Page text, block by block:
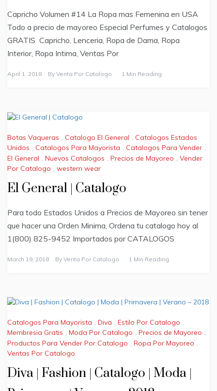
Capricho Volumen #14 La Ropa mas Femenina en USA
Todo a precio de mayoreo Especial Perfumes y Catalogos
GRATIS Capricho, Lenceria, Ropa de Dama, Ropa
Interior, Ropa Intima, Ventas Por
April 1, 2018 By Venta Por Catalogo 1 Min Reading
Botas Vaqueras , Catalogo El General , Catalogos Estados
Unidos , Catalogos Para Mayorista , Catalogos Para Vender ,
El General , Nuevos Catalogos , Precios de Mayoreo , Vender
Por Catalogo , western wear
El General | Catalogo
Para todo Estados Unidos a Precios de Mayoreo sin tener
que hacer una Orden Minima, Ordena tu catalogo hoy al
1(800) 825-9452 Importados por CATALOGOS
March 19, 2018 By Venta Por Catalogo 1 Min Reading
Catalogos Para Mayorista , Diva , Estilo Por Catalogo ,
Membresia Gratis , Moda Por Catalogo , Precios de Mayoreo ,
Productos Para Vender Por Catalogo , Ropa Por Mayoreo ,
Ventas Por Catalogo
Diva | Fashion | Catalogo | Moda |